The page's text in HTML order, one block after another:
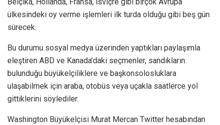
ülkesindeki oy verme işlemleri ilk turda olduğu gibi beş gün
sürecek.
Bu durumu sosyal medya üzerinden yaptıkları paylaşımla
eleştiren ABD ve Kanada’daki seçmenler, sandıkların
bulunduğu büyükelçiliklere ve başkonsolosluklara
ulaşabilmek için araba, otobüs veya uçakla saatlerce yol
gittiklerini söylediler.
Washington Büyükelçisi Murat Mercan Twitter hesabından